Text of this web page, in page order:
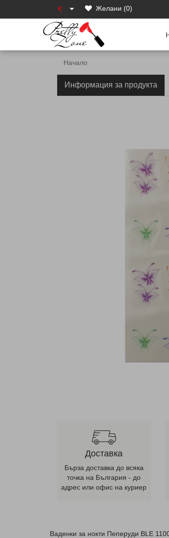
€ Желани (0)
Начало
Информация за продукта
Доставка
Бърза доставка до всяка
точка на България - до
адрес или офис на куриер
Ваденки за нокти Пеперуди BLE